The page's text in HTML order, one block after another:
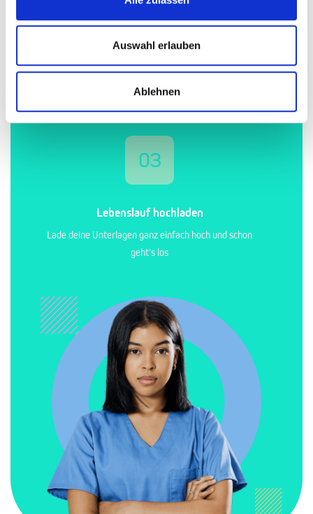
Auswahl erlauben
Ablehnen
02
Für deinen Traumjob bewerben
Sende deine Bewerbung mit wenigen Klicks
03
Lebenslauf hochladen
Lade deine Unterlagen ganz einfach hoch und schon
geht's los